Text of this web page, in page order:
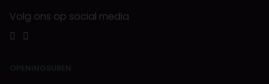
Volg ons op social media
OPENINGSUREN